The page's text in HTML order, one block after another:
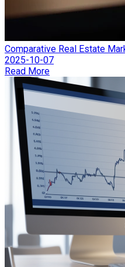
Comparative Real Estate
2025-10-07
Read More